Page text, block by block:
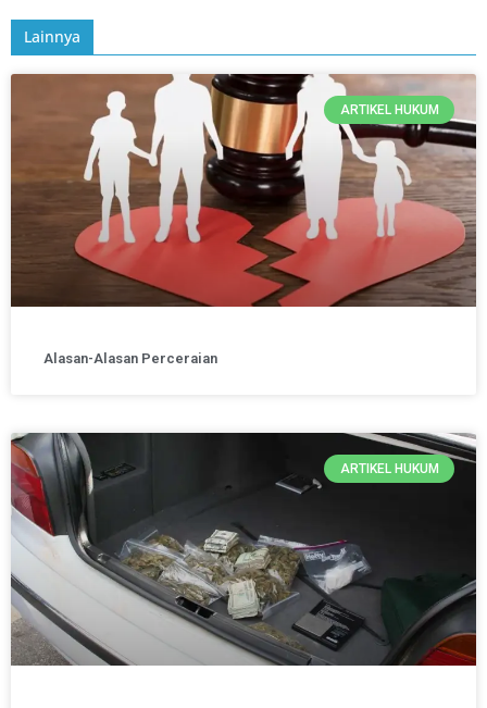
Lainnya
ARTIKEL HUKUM
Alasan-Alasan Perceraian
ARTIKEL HUKUM